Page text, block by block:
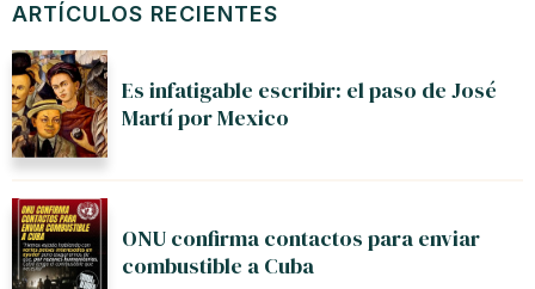
ARTÍCULOS RECIENTES
Es infatigable escribir: el paso de José
Martí por Mexico
ONU confirma contactos para enviar
combustible a Cuba